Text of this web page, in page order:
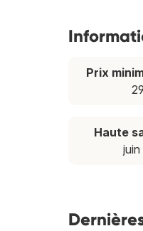
Prix
Haute
juin